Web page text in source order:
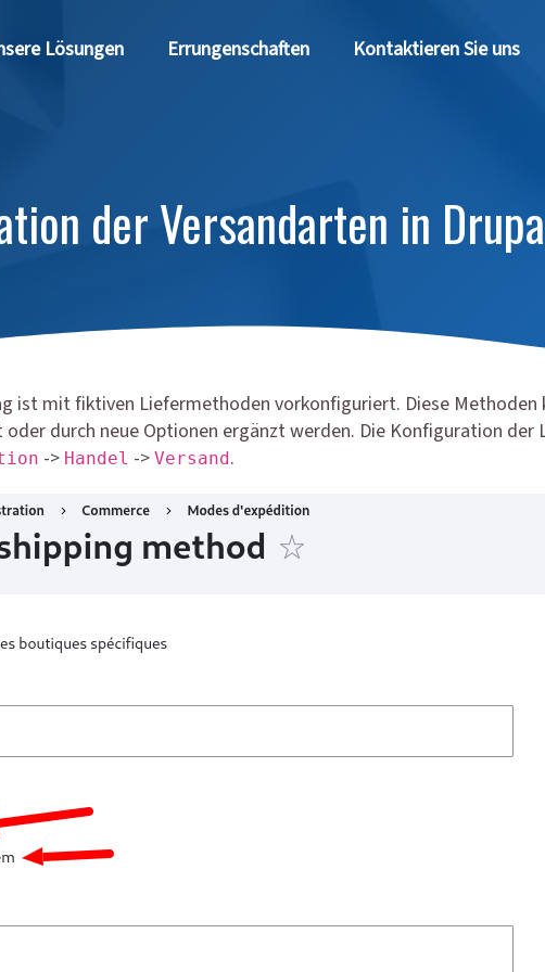
Lösungen Errungenschaften Kontaktieren Sie uns
der Versandarten in
ist mit fiktiven Liefermethoden vorkonfiguriert. Diese Methoden
durch neue Optionen ergänzt werden. Die Konfiguration
-> Handel -> Versand.